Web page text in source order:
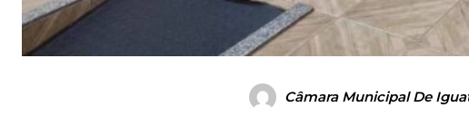
Câmara Municipal De